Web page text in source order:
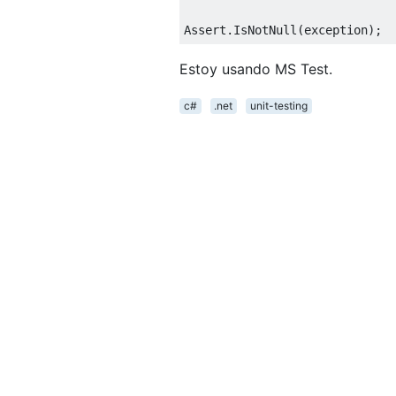
Assert . IsNotNull (exception);
Estoy usando MS Test.
c# .net unit-testing